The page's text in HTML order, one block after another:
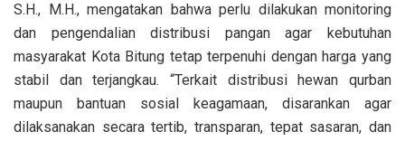
S.H., M.H., mengatakan bahwa perlu dilakukan monitoring
dan pengendalian distribusi pangan agar kebutuhan
masyarakat Kota Bitung tetap terpenuhi dengan harga yang
stabil dan terjangkau. “Terkait distribusi hewan qurban
maupun bantuan sosial keagamaan, disarankan agar
dilaksanakan secara tertib, transparan, tepat sasaran, dan